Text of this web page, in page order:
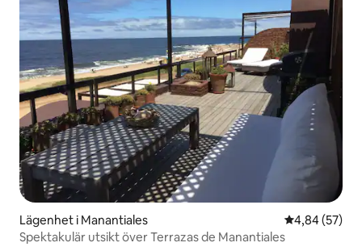
Lägenhet i Manantiales 4,84 av 5 i
4,84 (57)
Spektakulär utsikt över Terrazas de Manantiales